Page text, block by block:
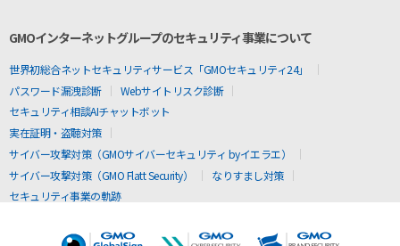
GMOインターネットグループのセキュリティ事業について
世界初総合ネットセキュリティサービス「GMOセキュリティ24」
パスワード漏洩診断
Webサイトリスク診断
セキュリティ相談AIチャットボット
実在証明・盗聴対策
サイバー攻撃対策（GMOサイバーセキュリティ byイエラエ）
サイバー攻撃対策（GMO Flatt Security）
なりすまし対策
セキュリティ事業の軌跡